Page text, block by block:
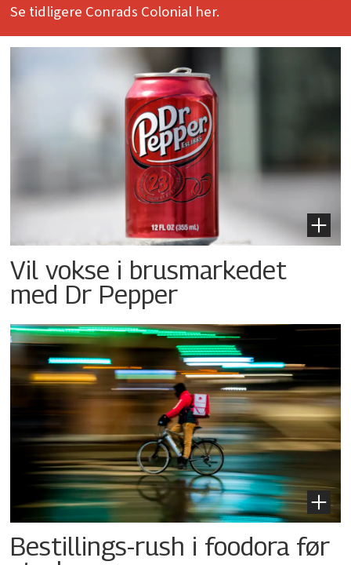
Se tidligere Conrads Colonial her.
Vil vokse i brusmarkedet
med Dr Pepper
Bestillings-rush i foodora før